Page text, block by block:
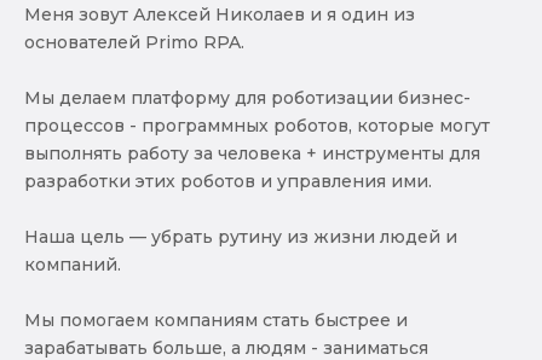
Меня зовут Алексей Николаев и я один из
основателей Primo RPA.
Мы делаем платформу для роботизации бизнес-
процессов - программных роботов, которые могут
выполнять работу за человека + инструменты для
разработки этих роботов и управления ими.
Наша цель — убрать рутину из жизни людей и
компаний.
Мы помогаем компаниям стать быстрее и
зарабатывать больше, а людям - заниматься